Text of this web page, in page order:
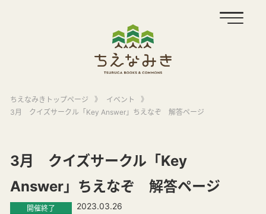
ちえなみきトップページ 》 イベント
》
3月 クイズサークル「Key Answer」ちえなぞ 解答ページ
3月 クイズサークル「Key
Answer」ちえなぞ 解答ページ
開催終了 2023.03.26